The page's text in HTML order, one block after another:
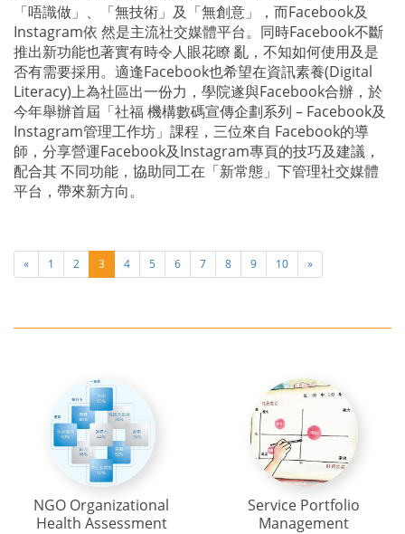
「唔識做」、「無技術」及「無創意」，而Facebook及
Instagram依 然是主流社交媒體平台。同時Facebook不斷
推出新功能也著實有時令人眼花瞭 亂，不知如何使用及是
否有需要採用。適逢Facebook也希望在資訊素養(Digital
Literacy)上為社區出一份力，學院遂與Facebook合辦，於
今年舉辦首屆「社福 機構數碼宣傳企劃系列 – Facebook及
Instagram管理工作坊」課程，三位來自 Facebook的導
師，分享營運Facebook及Instagram專頁的技巧及建議，
配合其 不同功能，協助同工在「新常態」下管理社交媒體
平台，帶來新方向。
« 1 2 3 4 5 6 7 8 9 10 »
NGO Organizational
Health Assessment
Service Portfolio
Management